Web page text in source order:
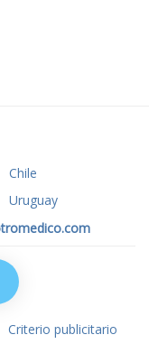
Chile
Uruguay
Criterio publicitario